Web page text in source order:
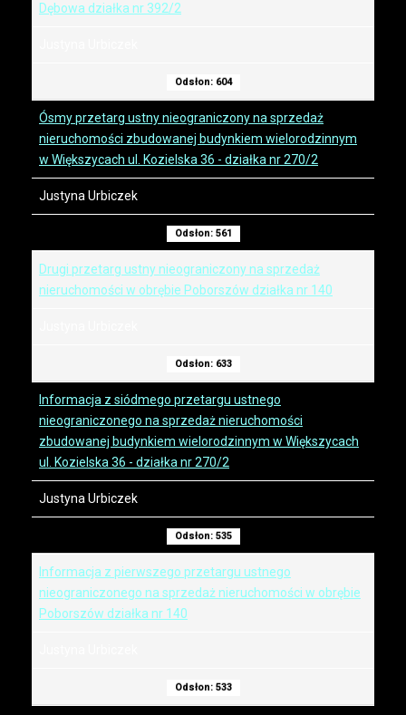
Dębowa działka nr 392/2
Odsłon: 604
Ósmy przetarg ustny nieograniczony na sprzedaż
nieruchomości zbudowanej budynkiem wielorodzinnym
w Większycach ul. Kozielska 36 - działka nr 270/2
Justyna Urbiczek
Odsłon: 561
Drugi przetarg ustny nieograniczony na sprzedaż
nieruchomości w obrębie Poborszów działka nr 140
Odsłon: 633
Informacja z siódmego przetargu ustnego
nieograniczonego na sprzedaż nieruchomości
zbudowanej budynkiem wielorodzinnym w Większycach
ul. Kozielska 36 - działka nr 270/2
Justyna Urbiczek
Odsłon: 535
Informacja z pierwszego przetargu ustnego
nieograniczonego na sprzedaż nieruchomości w obrębie
Poborszów działka nr 140
Odsłon: 533